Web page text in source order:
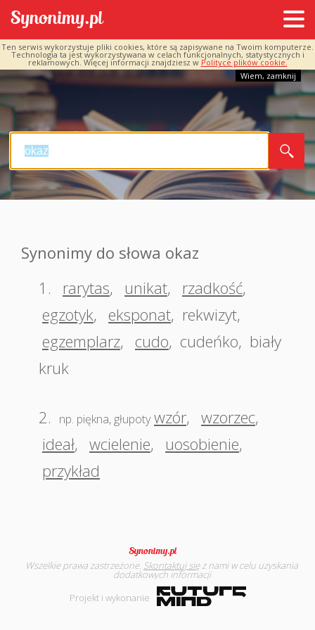
Ten serwis wykorzystuje pliki cookies, które są zapisywane na Twoim komputerze.
Technologia ta jest wykorzystywana w celach funkcjonalnych, statystycznych i
reklamowych. Więcej informacji znajdziesz w Polityce plików cookie.
Wiem, zamknij
Synonimy do słowa okaz
1.
rarytas, unikat, rzadkość,
egzotyk, eksponat, rekwizyt,
egzemplarz, cudo, cudeńko, biały
kruk
2. np. piękna, głupoty wzór, wzorzec,
ideał, wcielenie, uosobienie,
przykład
Wszelkie prawa zastrzeżone. Skontaktuj sięz nami w celu uzyskania
dodatkowych informacji
Projekt i wykonanie